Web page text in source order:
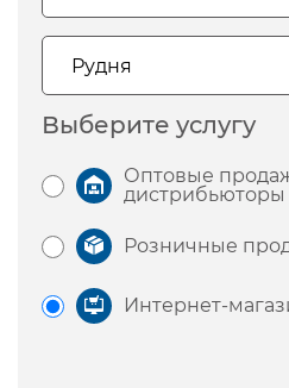
Выберите услугу
Оптовые
Розничные
Интернет-